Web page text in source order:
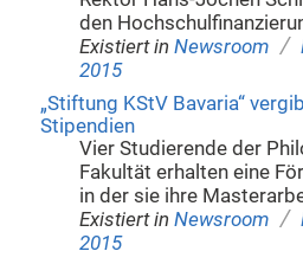
den
Existiert in Newsroom /
2015
„Stiftung KStV Bavaria“
Stipendien
Vier Studierende der
Fakultät erhalten eine
in der sie ihre
Existiert in Newsroom /
2015